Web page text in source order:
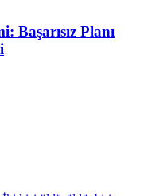
Başarısız Planı